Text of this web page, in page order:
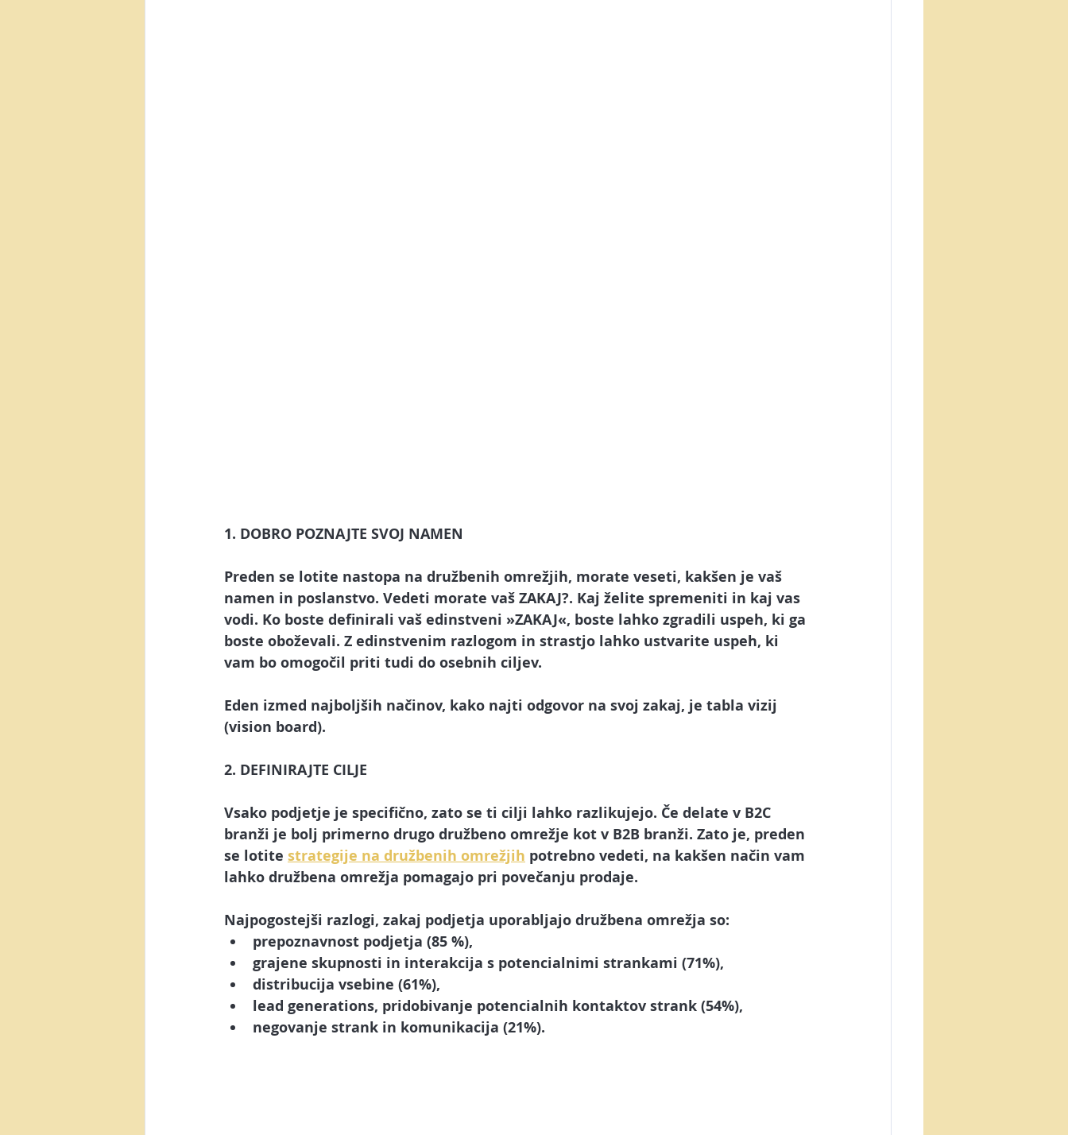
1. DOBRO POZNAJTE SVOJ NAMEN
Preden se lotite nastopa na družbenih omrežjih, morate veseti, kakšen je vaš
namen in poslanstvo. Vedeti morate vaš ZAKAJ?. Kaj želite spremeniti in kaj vas
vodi. Ko boste definirali vaš edinstveni »ZAKAJ«, boste lahko zgradili uspeh, ki ga
boste oboževali. Z edinstvenim razlogom in strastjo lahko ustvarite uspeh, ki
vam bo omogočil priti tudi do osebnih ciljev.
Eden izmed najboljših načinov, kako najti odgovor na svoj zakaj, je tabla vizij
(vision board).
2. DEFINIRAJTE CILJE
Vsako podjetje je specifično, zato se ti cilji lahko razlikujejo. Če delate v B2C
branži je bolj primerno drugo družbeno omrežje kot v B2B branži. Zato je, preden
se lotite strategije na družbenih omrežjih potrebno vedeti, na kakšen način vam
lahko družbena omrežja pomagajo pri povečanju prodaje.
Najpogostejši razlogi, zakaj podjetja uporabljajo družbena omrežja so:
prepoznavnost podjetja (85 %),
grajene skupnosti in interakcija s potencialnimi strankami (71%),
distribucija vsebine (61%),
lead generations, pridobivanje potencialnih kontaktov strank (54%),
negovanje strank in komunikacija (21%).